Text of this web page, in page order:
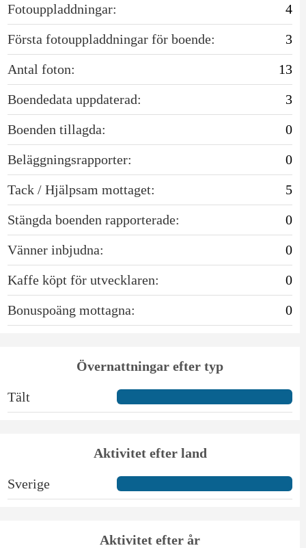
Fotouppladdningar:
4
Första fotouppladdningar för boende:
3
Antal foton:
13
Boendedata uppdaterad:
3
Boenden tillagda:
0
Beläggningsrapporter:
0
Tack / Hjälpsam mottaget:
5
Stängda boenden rapporterade:
0
Vänner inbjudna:
0
Kaffe köpt för utvecklaren:
0
Bonuspoäng mottagna:
0
Övernattningar efter typ
Tält
Aktivitet efter land
Sverige
Aktivitet efter år